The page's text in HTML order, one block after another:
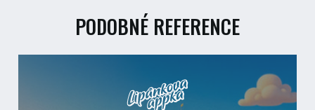
PODOBNÉ REFERENCE